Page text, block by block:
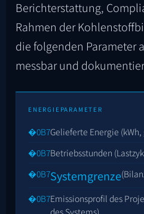
Berichterstattung,
Rahmen der
die folgenden Parameter
messbar und
ENERGIEPARAMETER
Gelieferte Energie (kWh,
Betriebsstunden
Systemgrenze
Emissionsprofil des
des Systems)